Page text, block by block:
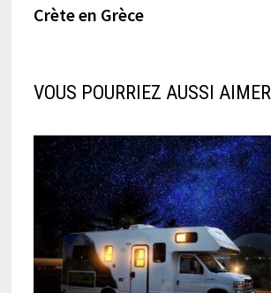
Crète en Grèce
VOUS POURRIEZ AUSSI AIMER